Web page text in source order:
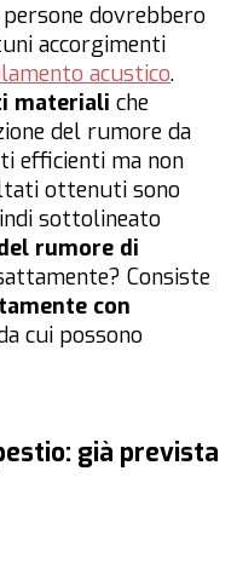
dovrebbero
accorgimenti
acustico.
materiali che
del rumore da
efficienti ma non
ottenuti sono
sottolineato
rumore di
Consiste
con
cui possono
già prevista